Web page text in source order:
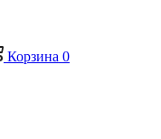
Корзина 0